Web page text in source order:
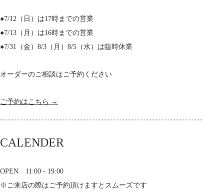
●7/12（日）は17時までの営業
●7/13（月）は16時までの営業
●7/31（金）8/3（月）8/5（水）は臨時休業
オーダーのご相談はご予約ください
ご予約はこちら →
CALENDER
OPEN 11:00 - 19:00
※ご来店の際はご予約頂けますとスムーズです